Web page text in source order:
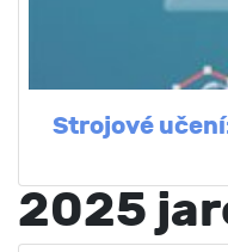
Strojové
2025